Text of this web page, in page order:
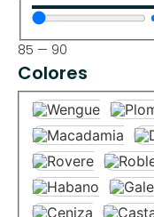
85 — 90
Colores